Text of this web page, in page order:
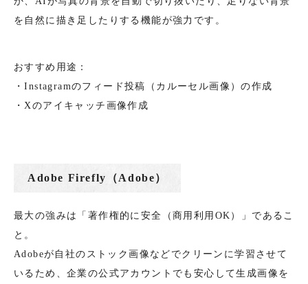
を自然に描き足したりする機能が強力です。
おすすめ用途：
・Instagramのフィード投稿（カルーセル画像）の作成
・Xのアイキャッチ画像作成
Adobe Firefly（Adobe）
最大の強みは「著作権的に安全（商用利用OK）」であるこ
と。
Adobeが自社のストック画像などでクリーンに学習させて
いるため、企業の公式アカウントでも安心して生成画像を